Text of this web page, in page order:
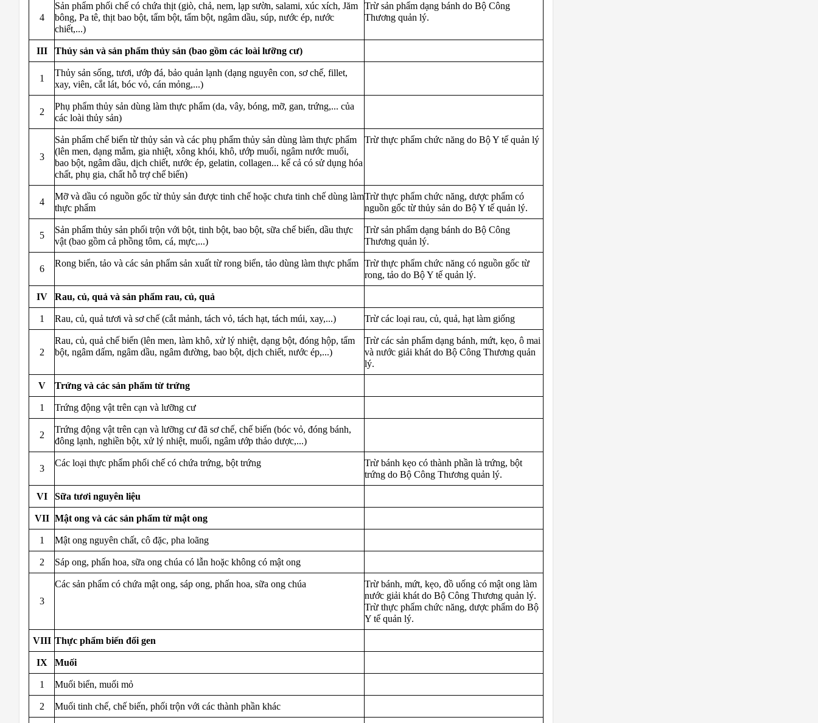
4
Sản phẩm phối chế có chứa thịt (giò, chả, nem, lạp sườn, salami, xúc xích, Jăm
bông, Pa tê, thịt bao bột, tẩm bột, tẩm bột, ngâm dầu, súp, nước ép, nước
chiết,...)
Trừ sản phẩm dạng bánh do Bộ Công
Thương quản lý.
III Thủy sản và sản phẩm thủy sản (bao gồm các loài lưỡng cư)
1
Thủy sản sống, tươi, ướp đá, bảo quản lạnh (dạng nguyên con, sơ chế, fillet,
xay, viên, cắt lát, bóc vỏ, cán mỏng,...)
2
Phụ phẩm thủy sản dùng làm thực phẩm (da, vây, bóng, mỡ, gan, trứng,... của
các loài thủy sản)
3
Sản phẩm chế biến từ thủy sản và các phụ phẩm thủy sản dùng làm thực phẩm
(lên men, dạng mắm, gia nhiệt, xông khói, khô, ướp muối, ngâm nước muối,
bao bột, ngâm dầu, dịch chiết, nước ép, gelatin, collagen... kể cả có sử dụng hóa
chất, phụ gia, chất hỗ trợ chế biến)
Trừ thực phẩm chức năng do Bộ Y tế quản lý
4
Mỡ và dầu có nguồn gốc từ thủy sản được tinh chế hoặc chưa tinh chế dùng làm
thực phẩm
Trừ thực phẩm chức năng, dược phẩm có
nguồn gốc từ thủy sản do Bộ Y tế quản lý.
5
Sản phẩm thủy sản phối trộn với bột, tinh bột, bao bột, sữa chế biến, dầu thực
vật (bao gồm cả phồng tôm, cá, mực,...)
Trừ sản phẩm dạng bánh do Bộ Công
Thương quản lý.
6
Rong biển, tảo và các sản phẩm sản xuất từ rong biển, tảo dùng làm thực phẩm Trừ thực phẩm chức năng có nguồn gốc từ
rong, tảo do Bộ Y tế quản lý.
IV Rau, củ, quả và sản phẩm rau, củ, quả
1 Rau, củ, quả tươi và sơ chế (cắt mảnh, tách vỏ, tách hạt, tách múi, xay,...) Trừ các loại rau, củ, quả, hạt làm giống
2
Rau, củ, quả chế biến (lên men, làm khô, xử lý nhiệt, dạng bột, đóng hộp, tẩm
bột, ngâm dấm, ngâm dầu, ngâm đường, bao bột, dịch chiết, nước ép,...)
Trừ các sản phẩm dạng bánh, mứt, kẹo, ô mai
và nước giải khát do Bộ Công Thương quản
lý.
V Trứng và các sản phẩm từ trứng
1 Trứng động vật trên cạn và lưỡng cư
2
Trứng động vật trên cạn và lưỡng cư đã sơ chế, chế biến (bóc vỏ, đóng bánh,
đông lạnh, nghiền bột, xử lý nhiệt, muối, ngâm ướp thảo dược,...)
3
Các loại thực phẩm phối chế có chứa trứng, bột trứng
Trừ bánh kẹo có thành phần là trứng, bột
trứng do Bộ Công Thương quản lý.
VI Sữa tươi nguyên liệu
VII Mật ong và các sản phẩm từ mật ong
1 Mật ong nguyên chất, cô đặc, pha loãng
2 Sáp ong, phấn hoa, sữa ong chúa có lẫn hoặc không có mật ong
3
Các sản phẩm có chứa mật ong, sáp ong, phấn hoa, sữa ong chúa
Trừ bánh, mứt, kẹo, đồ uống có mật ong làm
nước giải khát do Bộ Công Thương quản lý.
Trừ thực phẩm chức năng, dược phẩm do Bộ
Y tế quản lý.
VIII Thực phẩm biến đổi gen
IX Muối
1 Muối biển, muối mỏ
2 Muối tinh chế, chế biến, phối trộn với các thành phần khác